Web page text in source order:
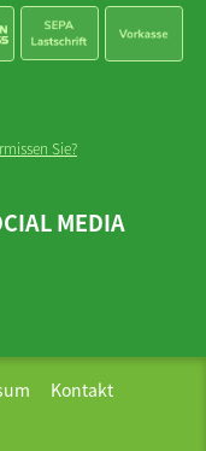
Sie?
MEDIA
Kontakt